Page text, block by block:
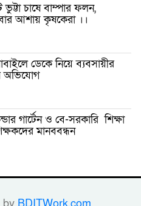
ভুট্টা চাষে বাম্পার ফলন,
আশায় কৃষকেরা ।।
ডেকে নিয়ে ব্যবসায়ীর
অভিযোগ
গার্টেন ও বে-সরকারি শিক্ষা
মানববন্ধন